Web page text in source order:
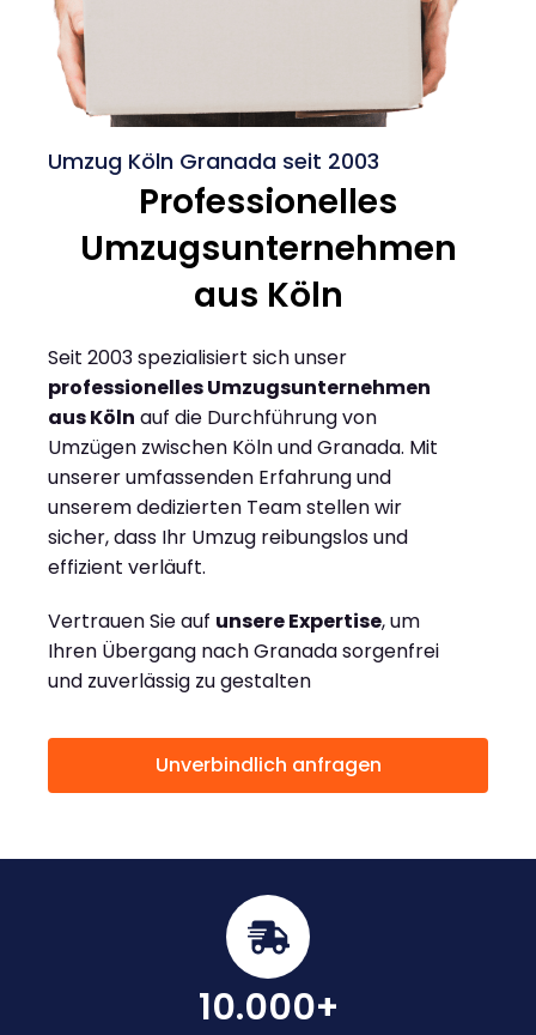
Umzug Köln Granada seit 2003
Professionelles
Umzugsunternehmen
aus Köln
Seit 2003 spezialisiert sich unser
professionelles Umzugsunternehmen
aus Köln auf die Durchführung von
Umzügen zwischen Köln und Granada. Mit
unserer umfassenden Erfahrung und
unserem dedizierten Team stellen wir
sicher, dass Ihr Umzug reibungslos und
effizient verläuft.
Vertrauen Sie auf unsere Expertise, um
Ihren Übergang nach Granada sorgenfrei
und zuverlässig zu gestalten
Unverbindlich anfragen
10.000+